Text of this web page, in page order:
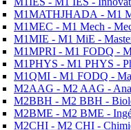
M1MATHJHADA - M1
M1MEC - M1 Mech -
M1MIE - M1 MiE -
M1MPRI - M1 FODQ -
M1PHYS - M1 PHYS -
M1QMI - M1 FODQ -
M2AAG - M2 AAG -
M2BBH - M2 BBH -
M2BME - M2 BME -
M2CHI - M2 CHI -